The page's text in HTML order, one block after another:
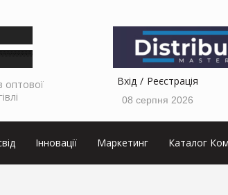
оптової
Вхід Реєстрація
08 серпня 2026
Інновації Маркетинг Каталог